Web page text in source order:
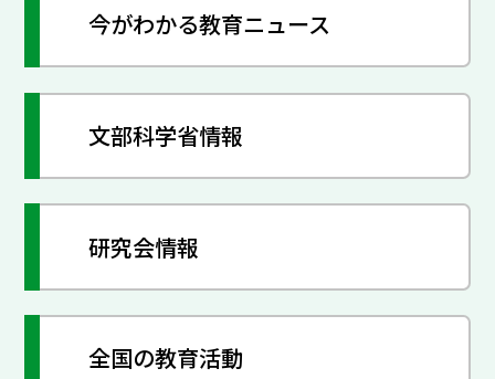
今がわかる教育ニュース
文部科学省情報
研究会情報
全国の教育活動